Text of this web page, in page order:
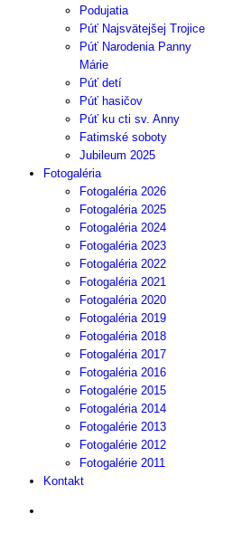
Podujatia
Púť Najsvätejšej Trojice
Púť Narodenia Panny
Márie
Púť detí
Púť hasičov
Púť ku cti sv. Anny
Fatimské soboty
Jubileum 2025
Fotogaléria
Fotogaléria 2026
Fotogaléria 2025
Fotogaléria 2024
Fotogaléria 2023
Fotogaléria 2022
Fotogaléria 2021
Fotogaléria 2020
Fotogaléria 2019
Fotogaléria 2018
Fotogaléria 2017
Fotogaléria 2016
Fotogalérie 2015
Fotogaléria 2014
Fotogalérie 2013
Fotogalérie 2012
Fotogalérie 2011
Kontakt